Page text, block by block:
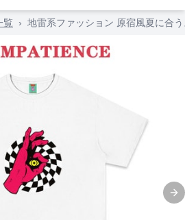
覧 › 地雷系ファッション 原宿風夏に合